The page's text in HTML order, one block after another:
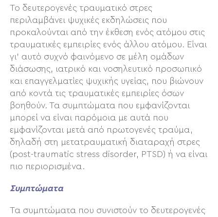
Το δευτερογενές τραυματικό στρες
περιλαμβάνει ψυχικές εκδηλώσεις που
προκαλούνται από την έκθεση ενός ατόμου στις
τραυματικές εμπειρίες ενός άλλου ατόμου. Είναι
γι’ αυτό συχνό φαινόμενο σε μέλη ομάδων
διάσωσης, ιατρικό και νοσηλευτικό προσωπικό
και επαγγελματίες ψυχικής υγείας, που βιώνουν
από κοντά τις τραυματικές εμπειρίες όσων
βοηθούν. Τα συμπτώματα που εμφανίζονται
μπορεί να είναι παρόμοια με αυτά που
εμφανίζονται μετά από πρωτογενές τραύμα,
δηλαδή στη μετατραυματική διαταραχή στρες
(post-traumatic stress disorder, PTSD) ή να είναι
πιο περιορισμένα.
Συμπτώματα
Τα συμπτώματα που συνιστούν το δευτερογενές